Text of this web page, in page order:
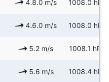
4.8.0 m/s 1008.0 hPa
4.6.0 m/s 1008.0 hPa
5.2 m/s 1008.1 hPa
5.6 m/s 1008.4 hPa